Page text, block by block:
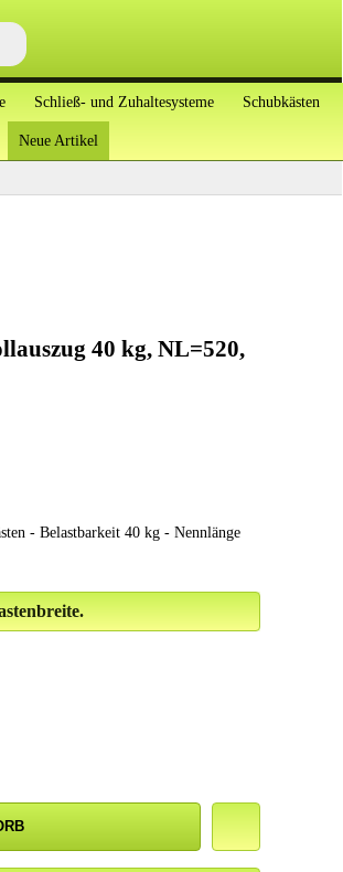
Schließ- und Zuhaltesysteme Schubkästen
Neue Artikel
40 kg, NL=520,
- Belastbarkeit 40 kg - Nennlänge